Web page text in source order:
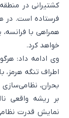
کشتیرانی در
فرستاده است. در
همراهی با
خواهد کرد.
وی ادامه داد:
اطراف تنگه هرمز،
بحران،
بر ریشه واقعی
نمایش قدرت